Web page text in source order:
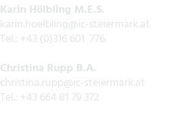
Karin Hölbling M.E.S.
karin.hoelbling@ic-steiermark.at
Tel.: +43 (0)316 601 776
Christina Rupp B.A.
christina.rupp@ic-steiermark.at
Tel.: +43 664 81 79 372